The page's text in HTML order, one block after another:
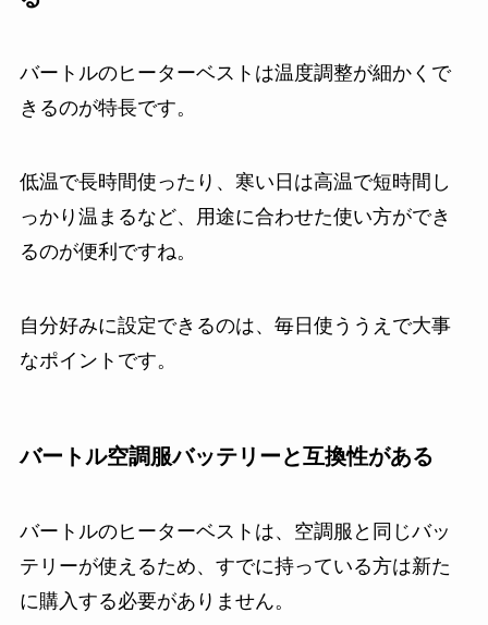
バートルのヒーターベストは温度調整が細かくで
きるのが特長です。
低温で長時間使ったり、寒い日は高温で短時間し
っかり温まるなど、用途に合わせた使い方ができ
るのが便利ですね。
自分好みに設定できるのは、毎日使ううえで大事
なポイントです。
バートル空調服バッテリーと互換性がある
バートルのヒーターベストは、空調服と同じバッ
テリーが使えるため、すでに持っている方は新た
に購入する必要がありません。